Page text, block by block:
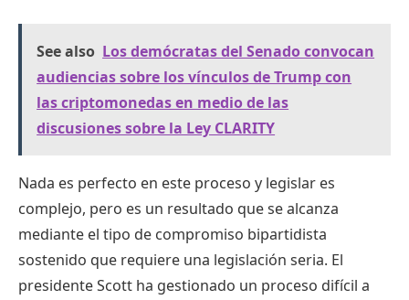
See also Los demócratas del Senado convocan
audiencias sobre los vínculos de Trump con
las criptomonedas en medio de las
discusiones sobre la Ley CLARITY
Nada es perfecto en este proceso y legislar es
complejo, pero es un resultado que se alcanza
mediante el tipo de compromiso bipartidista
sostenido que requiere una legislación seria. El
presidente Scott ha gestionado un proceso difícil a